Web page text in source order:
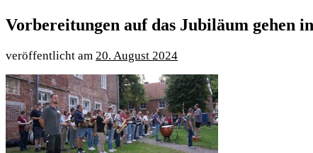
Vorbereitungen auf das Jubiläum gehen
20. August 2024